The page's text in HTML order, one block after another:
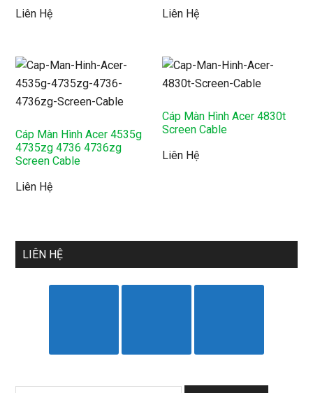
Liên Hệ
Liên Hệ
Cáp Màn Hình Acer 4535g
4735zg 4736 4736zg
Screen Cable
Liên Hệ
Cáp Màn Hình Acer 4830t
Screen Cable
Liên Hệ
LIÊN HỆ